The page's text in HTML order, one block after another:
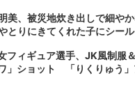
美、被災地炊き出しで細や
とりにきてくれた子にシール
フィギュア選手、JK風制服
」ショット 「りくりゅう